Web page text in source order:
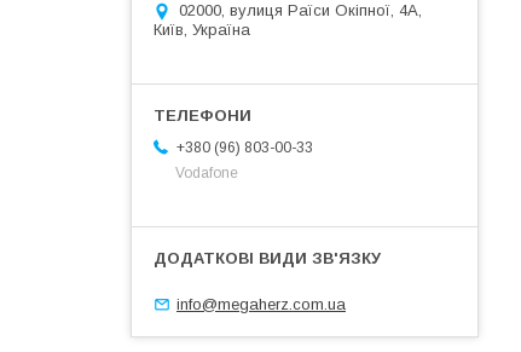
02000, вулиця Раїси Окіпної, 4А,
Київ, Україна
+380 (96) 803-00-33
Vodafone
info@megaherz.com.ua